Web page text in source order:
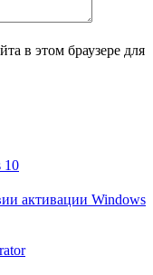
в этом браузере для
10
активации Windows